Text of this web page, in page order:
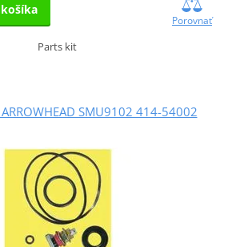
Porovnať
Parts kit
SMU9102 414-54002